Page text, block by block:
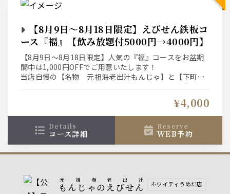
【8月9日～8月18日限定】えびせん鉄板コ
ース『福』【飲み放題付5000円→4000円】
【8月9日～8月18日限定】人気の『福』コースをお盆期
間中は1,000円OFFでご用意いたします！
当店自慢の【名物 元祖海老出汁もんじゃ】と【下町明
¥4,000
details
コース詳細
reserve
WEB予約
元祖海老出汁
もんじゃのえびせん ホワイティうめだ店